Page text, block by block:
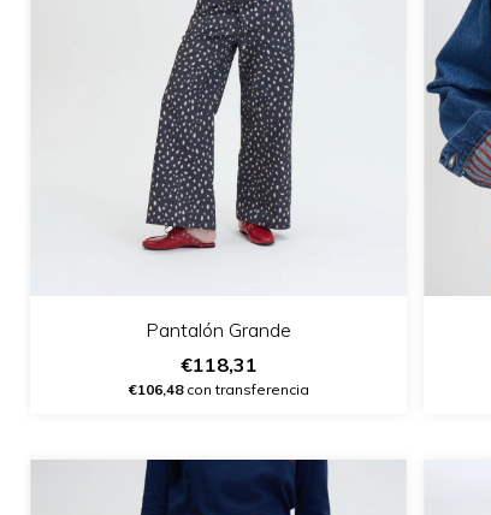
Pantalón Grande
€118,31
€106,48con transferencia